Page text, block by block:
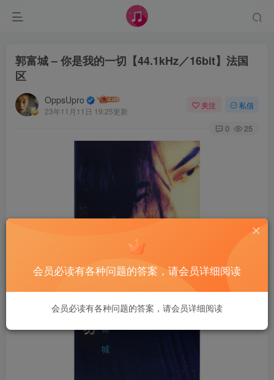
郭富城 – 你是我的一切【44.1kHz／16bit】法国
区
OppsUpro
23年11月11日 19:25更新
关注 私信
0 25
会员必读有各种问题的答案，请会员详细阅读
会员必读有各种问题的答案，请会员详细阅读